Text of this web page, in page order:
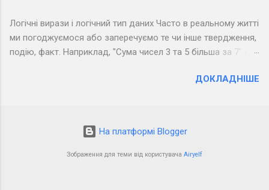
Логічні вирази і логічний тип даних Часто в реальному житті
ми погоджуємося або заперечуємо те чи інше твердження,
подію, факт. Наприклад, "Сума чисел 3 та 5 більша за 7" є
хибним. Можна помітити, що з точки зору логіки подібні
програмуванні: якщо результатом обчислення виразу може
бути лише " Так " або " Ні ", то такий вираз називається
логічним. На минулому уроці були описані три типи даних:
ДОКЛАДНІШЕ
На платформі Blogger
Зображення для теми від користувача Airyelf